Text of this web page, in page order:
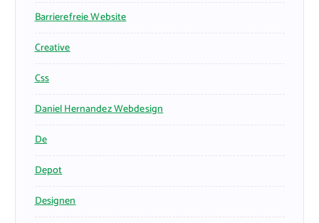
Barrierefreie Website
Creative
Css
Daniel Hernandez Webdesign
De
Depot
Designen